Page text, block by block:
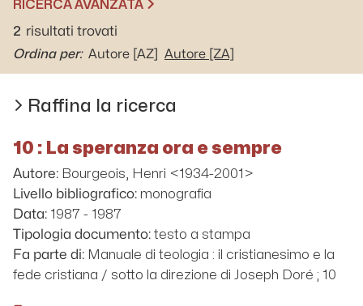
RICERCA AVANZATA
2 risultati trovati
Ordina per: Autore [AZ] Autore [ZA]
Raffina la ricerca
10 : La speranza ora e sempre
Autore: Bourgeois, Henri <1934-2001>
Livello bibliografico: monografia
Data: 1987 - 1987
Tipologia documento: testo a stampa
Fa parte di: Manuale di teologia : il cristianesimo e la
fede cristiana / sotto la direzione di Joseph Doré ; 10